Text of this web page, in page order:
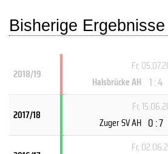
Bisherige Ergebnisse
2018/19
Fr,
Halsbrücke AH 1 : 4
2017/18
Fr,
Zuger SV AH 0 : 7
Fr,